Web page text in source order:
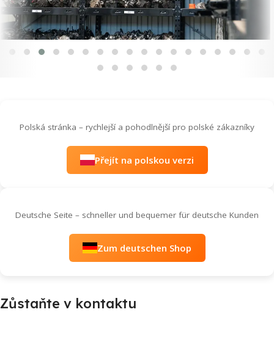
Polská stránka – rychlejší a pohodlnější pro polské zákazníky
Přejít na polskou verzi
Deutsche Seite – schneller und bequemer für deutsche Kunden
Zum deutschen Shop
Zůstaňte v kontaktu